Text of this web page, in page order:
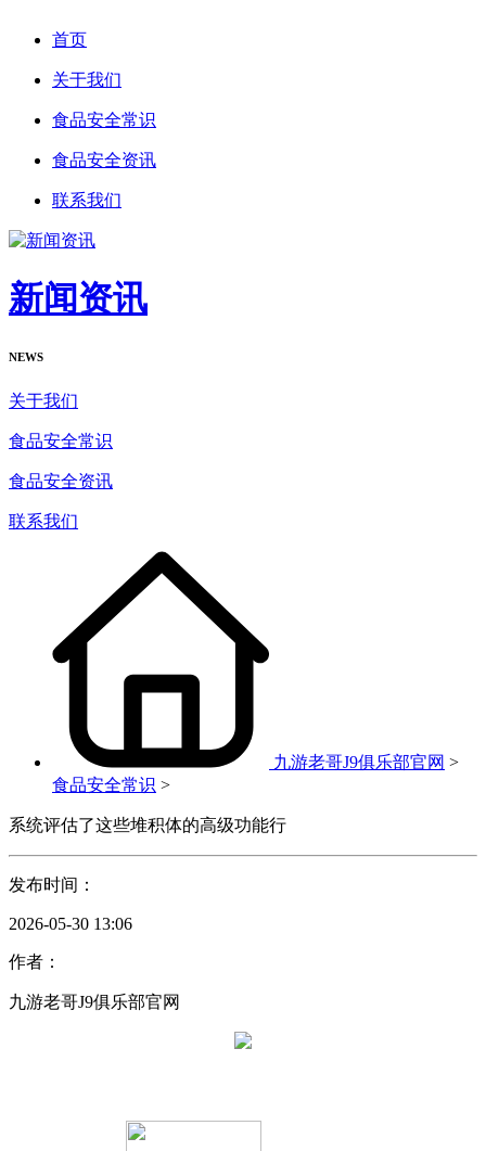
首页
关于我们
食品安全常识
食品安全资讯
联系我们
新闻资讯
NEWS
关于我们
食品安全常识
食品安全资讯
联系我们
九游老哥J9俱乐部官网 >
食品安全常识 >
系统评估了这些堆积体的高级功能行
发布时间：
2026-05-30 13:06
作者：
九游老哥J9俱乐部官网